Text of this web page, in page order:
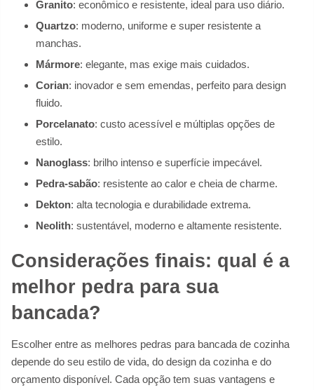
Granito: econômico e resistente, ideal para uso diário.
Quartzo: moderno, uniforme e super resistente a
manchas.
Mármore: elegante, mas exige mais cuidados.
Corian: inovador e sem emendas, perfeito para design
fluido.
Porcelanato: custo acessível e múltiplas opções de
estilo.
Nanoglass: brilho intenso e superfície impecável.
Pedra-sabão: resistente ao calor e cheia de charme.
Dekton: alta tecnologia e durabilidade extrema.
Neolith: sustentável, moderno e altamente resistente.
Considerações finais: qual é a
melhor pedra para sua
bancada?
Escolher entre as melhores pedras para bancada de cozinha
depende do seu estilo de vida, do design da cozinha e do
orçamento disponível. Cada opção tem suas vantagens e